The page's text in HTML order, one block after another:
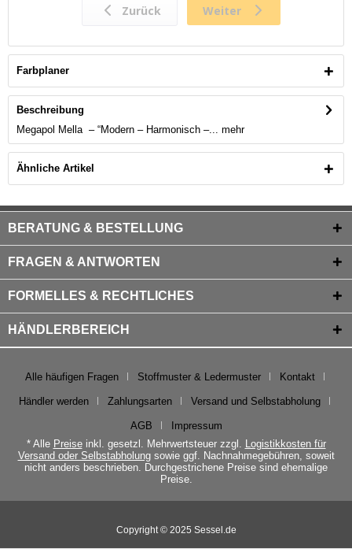
Farbplaner
Beschreibung
Megapol Mella – “Modern – Harmonisch –... mehr
Ähnliche Artikel
BERATUNG & BESTELLUNG
FRAGEN & ANTWORTEN
FORMELLES & RECHTLICHES
HÄNDLERBEREICH
Alle häufigen Fragen Stoffmuster & Ledermuster Kontakt
Händler werden Zahlungsarten Versand und Selbstabholung
AGB
Impressum
* Alle Preiseinkl. gesetzl. Mehrwertsteuer zzgl. Logistikkosten für
Versand oder Selbstabholungsowie ggf. Nachnahmegebühren, soweit
nicht anders beschrieben. Durchgestrichene Preise sind ehemalige
Preise.
Copyright © 2025 Sessel.de